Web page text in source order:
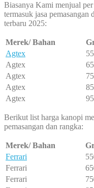
Biasanya Kami menjual
termasuk jasa pemasangan
terbaru 2025:
Merek/ Bahan
Agtex
Agtex
Agtex
Agtex
Agtex
Berikut list harga kanopi
pemasangan dan rangka:
Merek/ Bahan
Ferrari
Ferrari
Ferrari